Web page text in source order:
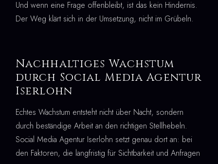
Und wenn eine Frage offenbleibt, ist das kein Hindernis.
Der Weg klärt sich in der Umsetzung, nicht im Grübeln.
Nachhaltiges Wachstum
durch Social Media Agentur
Iserlohn
Echtes Wachstum entsteht nicht über Nacht, sondern
durch beständige Arbeit an den richtigen Stellhebeln.
Social Media Agentur Iserlohn setzt genau dort an: bei
den Faktoren, die langfristig für Sichtbarkeit und Anfragen